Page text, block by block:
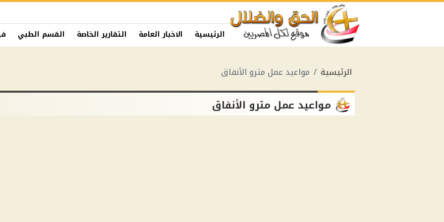
الرئيسية الاخبار العامة التقارير الخاصة القسم الطبي
الرئيسية مواعيد عمل مترو الأنفاق
مواعيد عمل مترو الأنفاق